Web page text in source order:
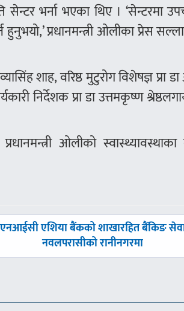
भर्ना भएका थिए । ‘सेन्टरमा
प्रधानमन्त्री ओलीका प्रेस
शाह, वरिष्ठ मुटुरोग विशेषज्ञ प्रा
निर्देशक प्रा डा उत्तमकृष्ण
ओलीको स्वास्थ्यावस्थाका
अघिल्लाे
एनआईसी एशिया बैंकको शाखारहित बैंकिङ
नवलपरासीको रानीनगरमा